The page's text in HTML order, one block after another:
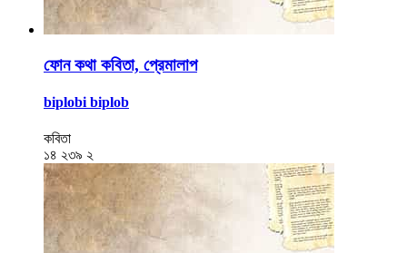
ফোন কথা কবিতা, প্রেমালাপ
biplobi biplob
কবিতা
১৪ ২৩৯ ২